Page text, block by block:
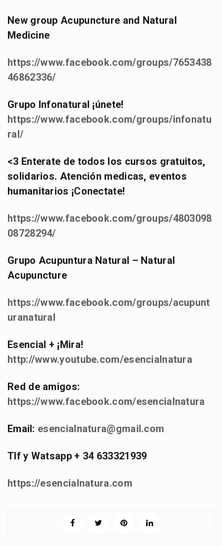
New group Acupuncture and Natural
Medicine
https://www.facebook.com/groups/7653438
46862336/
Grupo Infonatural ¡únete!
https://www.facebook.com/groups/infonatu
ral/
<3 Enterate de todos los cursos gratuitos,
solidarios. Atención medicas, eventos
humanitarios ¡Conectate!
https://www.facebook.com/groups/4803098
08728294/
Grupo Acupuntura Natural – Natural
Acupuncture
https://www.facebook.com/groups/acupunt
uranatural
Esencial + ¡Mira!
http://www.youtube.com/esencialnatura
Red de amigos:
https://www.facebook.com/esencialnatura
Email: esencialnatura@gmail.com
Tlf y Watsapp + 34 633321939
https://esencialnatura.com